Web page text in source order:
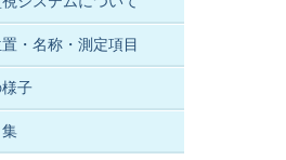
・名称・測定項目
子